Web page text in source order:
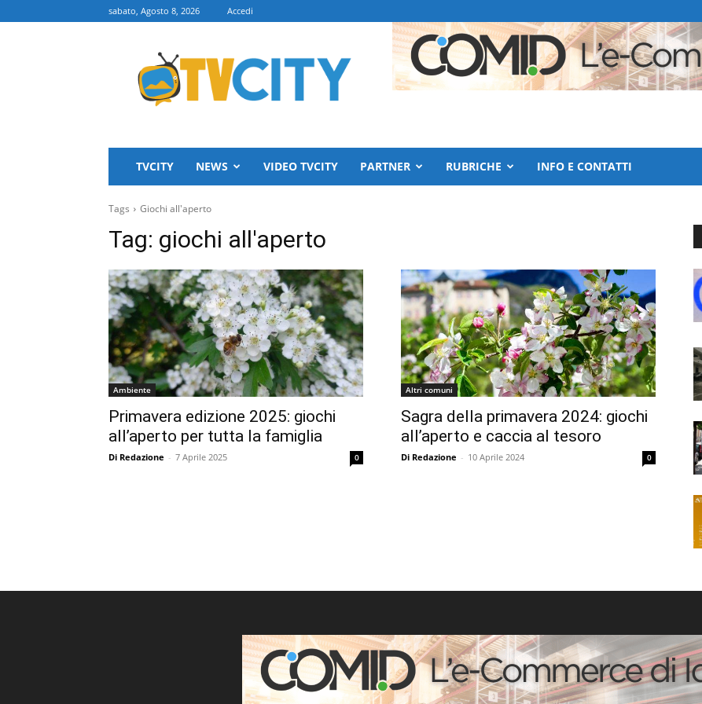
sabato, Agosto 8, 2026 Accedi
TVCITY
TVCITY NEWS VIDEO TVCITY PARTNER RUBRICHE INFO E CONTATTI
Tags Giochi all'aperto
Tag: giochi all'aperto
Ambiente
Primavera edizione 2025: giochi
all’aperto per tutta la famiglia
Di Redazione - 7 Aprile 2025 0
Altri comuni
Sagra della primavera 2024: giochi
all’aperto e caccia al tesoro
Di Redazione - 10 Aprile 2024 0